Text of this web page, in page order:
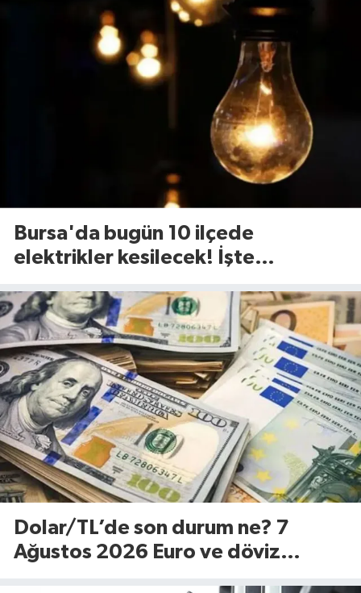
Bursa'da bugün 10 ilçede
elektrikler kesilecek! İşte
Cuma)
Dolar/TL’de son durum ne? 7
Ağustos 2026 Euro ve döviz